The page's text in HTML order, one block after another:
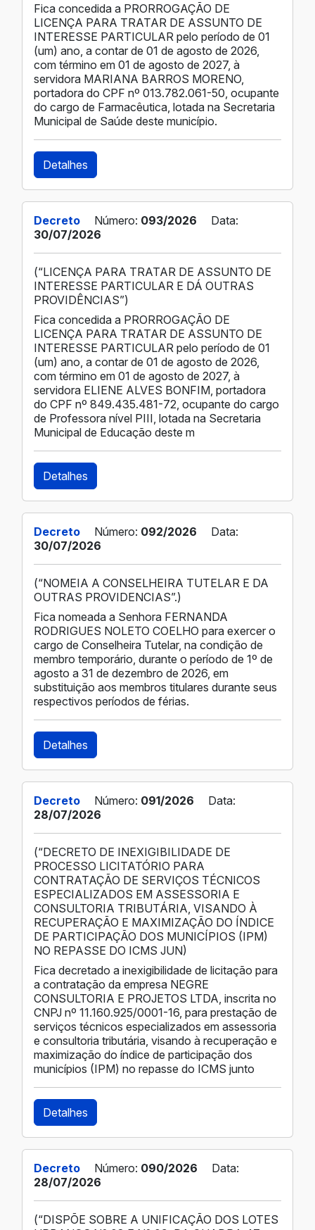
Fica concedida a PRORROGAÇÃO DE
LICENÇA PARA TRATAR DE ASSUNTO DE
INTERESSE PARTICULAR pelo período de 01
(um) ano, a contar de 01 de agosto de 2026,
com término em 01 de agosto de 2027, à
servidora MARIANA BARROS MORENO,
portadora do CPF nº 013.782.061-50, ocupante
do cargo de Farmacêutica, lotada na Secretaria
Municipal de Saúde deste município.
Detalhes
Decreto Número: 093/2026
Data:
30/07/2026
(“LICENÇA PARA TRATAR DE ASSUNTO DE
INTERESSE PARTICULAR E DÁ OUTRAS
PROVIDÊNCIAS”)
Fica concedida a PRORROGAÇÃO DE
LICENÇA PARA TRATAR DE ASSUNTO DE
INTERESSE PARTICULAR pelo período de 01
(um) ano, a contar de 01 de agosto de 2026,
com término em 01 de agosto de 2027, à
servidora ELIENE ALVES BONFIM, portadora
do CPF nº 849.435.481-72, ocupante do cargo
de Professora nível PIII, lotada na Secretaria
Municipal de Educação deste m
Detalhes
Decreto Número: 092/2026
Data:
30/07/2026
(“NOMEIA A CONSELHEIRA TUTELAR E DA
OUTRAS PROVIDENCIAS”.)
Fica nomeada a Senhora FERNANDA
RODRIGUES NOLETO COELHO para exercer o
cargo de Conselheira Tutelar, na condição de
membro temporário, durante o período de 1º de
agosto a 31 de dezembro de 2026, em
substituição aos membros titulares durante seus
respectivos períodos de férias.
Detalhes
Decreto Número: 091/2026
Data:
28/07/2026
(“DECRETO DE INEXIGIBILIDADE DE
PROCESSO LICITATÓRIO PARA
CONTRATAÇÃO DE SERVIÇOS TÉCNICOS
ESPECIALIZADOS EM ASSESSORIA E
CONSULTORIA TRIBUTÁRIA, VISANDO À
RECUPERAÇÃO E MAXIMIZAÇÃO DO ÍNDICE
DE PARTICIPAÇÃO DOS MUNICÍPIOS (IPM)
NO REPASSE DO ICMS JUN)
Fica decretado a inexigibilidade de licitação para
a contratação da empresa NEGRE
CONSULTORIA E PROJETOS LTDA, inscrita no
CNPJ nº 11.160.925/0001-16, para prestação de
serviços técnicos especializados em assessoria
e consultoria tributária, visando à recuperação e
maximização do índice de participação dos
municípios (IPM) no repasse do ICMS junto
Detalhes
Decreto Número: 090/2026
Data:
28/07/2026
(“DISPÕE SOBRE A UNIFICAÇÃO DOS LOTES